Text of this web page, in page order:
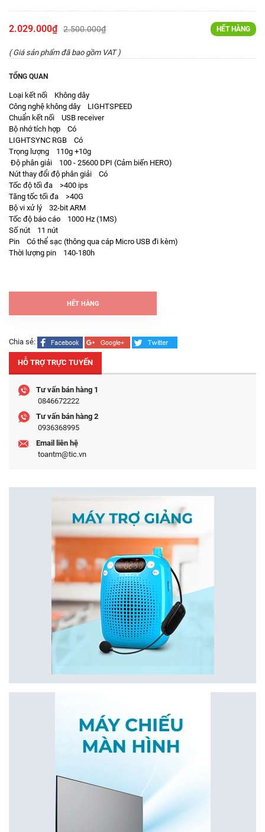
2.029.000₫ 2.500.000₫ HẾT HÀNG
( Giá sản phẩm đã bao gồm VAT )
TỔNG QUAN
Loại kết nối Không dây
Công nghệ không dây LIGHTSPEED
Chuẩn kết nối USB receiver
Bộ nhớ tích hợp Có
LIGHTSYNC RGB Có
Trọng lượng 110g +10g
Độ phân giải 100 - 25600 DPI (Cảm biến HERO)
Nút thay đổi độ phân giải Có
Tốc độ tối đa >400 ips
Tăng tốc tối đa >40G
Bộ vi xử lý 32-bit ARM
Tốc độ báo cáo 1000 Hz (1MS)
Số nút 11 nút
Pin Có thể sạc (thông qua cáp Micro USB đi kèm)
Thời lượng pin 140-180h
HẾT HÀNG
Chia sẻ:
HỖ TRỢ TRỰC TUYẾN
Tư vấn bán hàng 1
0846672222
Tư vấn bán hàng 2
0936368995
Email liên hệ
toantm@tic.vn